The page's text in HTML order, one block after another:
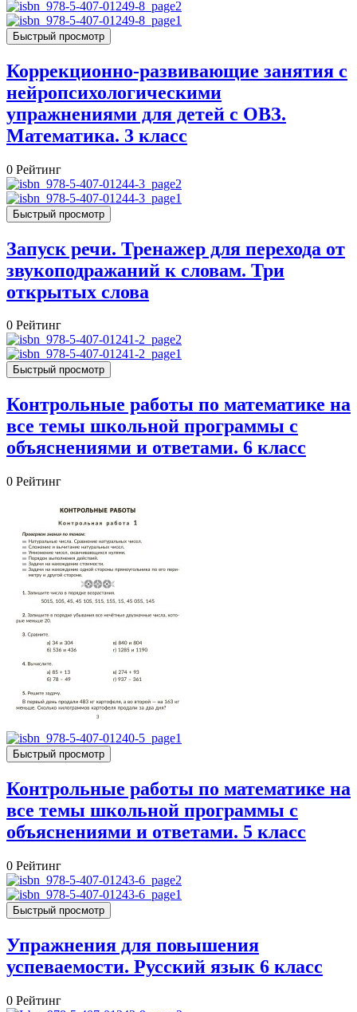
Быстрый просмотр
Коррекционно-развивающие занятия с
нейропсихологическими
упражнениями для детей с ОВЗ.
Математика. 3 класс
0 Рейтинг
Быстрый просмотр
Запуск речи. Тренажер для перехода от
звукоподражаний к словам. Три
открытых слова
0 Рейтинг
Быстрый просмотр
Контрольные работы по математике на
все темы школьной программы с
объяснениями и ответами. 6 класс
0 Рейтинг
Быстрый просмотр
Контрольные работы по математике на
все темы школьной программы с
объяснениями и ответами. 5 класс
0 Рейтинг
Быстрый просмотр
Упражнения для повышения
успеваемости. Русский язык 6 класс
0 Рейтинг